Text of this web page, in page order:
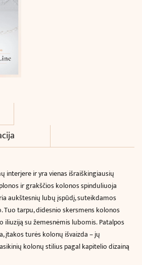
interjere ir yra vienas išraiškingiausių
ir grakščios kolonos spinduliuoja
aukštesnių lubų įspūdį, suteikdamos
tarpu, didesnio skersmens kolonos
iliuziją su žemesnėmis lubomis.Patalpos
įtakos turės kolonų išvaizda – jų
kolonų stilius pagal kapitelio dizainą